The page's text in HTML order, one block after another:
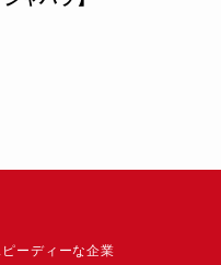
ーディーな企業